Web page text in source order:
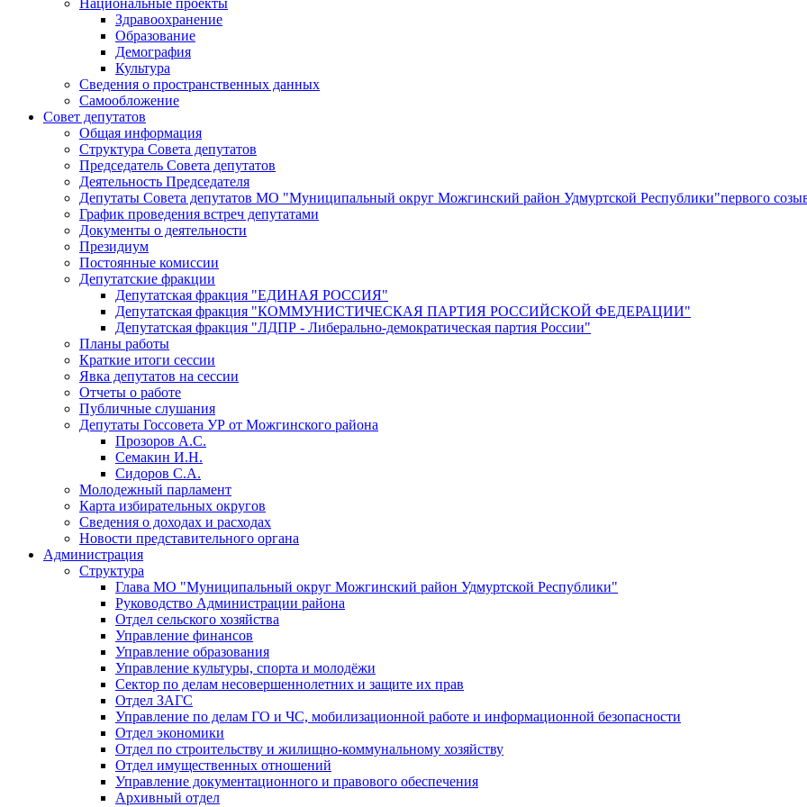
Здравоохранение
Образование
Демография
Культура
Сведения о пространственных данных
Самообложение
Совет депутатов
Общая информация
Структура Совета депутатов
Председатель Совета депутатов
Деятельность Председателя
Депутаты Совета депутатов МО "Муниципальный округ Можгинский район Удмуртской Республики"первого
График проведения встреч депутатами
Документы о деятельности
Президиум
Постоянные комиссии
Депутатские фракции
Депутатская фракция "ЕДИНАЯ РОССИЯ"
Депутатская фракция "КОММУНИСТИЧЕСКАЯ ПАРТИЯ РОССИЙСКОЙ ФЕДЕРАЦИИ"
Депутатская фракция "ЛДПР - Либерально-демократическая партия России"
Планы работы
Краткие итоги сессии
Явка депутатов на сессии
Отчеты о работе
Публичные слушания
Депутаты Госсовета УР от Можгинского района
Прозоров А.С.
Семакин И.Н.
Сидоров С.А.
Молодежный парламент
Карта избирательных округов
Сведения о доходах и расходах
Новости представительного органа
Администрация
Структура
Глава МО "Муниципальный округ Можгинский район Удмуртской Республики"
Руководство Администрации района
Отдел сельского хозяйства
Управление финансов
Управление образования
Управление культуры, спорта и молодёжи
Сектор по делам несовершеннолетних и защите их прав
Отдел ЗАГС
Управление по делам ГО и ЧС, мобилизационной работе и информационной безопасности
Отдел экономики
Отдел по строительству и жилищно-коммунальному хозяйству
Отдел имущественных отношений
Управление документационного и правового обеспечения
Архивный отдел